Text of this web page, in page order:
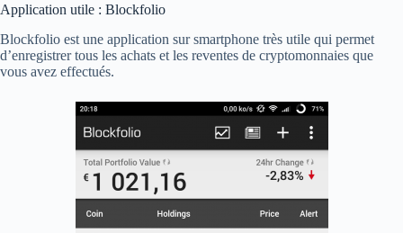
Application utile : Blockfolio
Blockfolio est une application sur smartphone très utile qui permet
d’enregistrer tous les achats et les reventes de cryptomonnaies que
vous avez effectués.